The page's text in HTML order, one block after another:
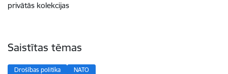
privātās kolekcijas
Saistītas tēmas
Drošības politika NATO